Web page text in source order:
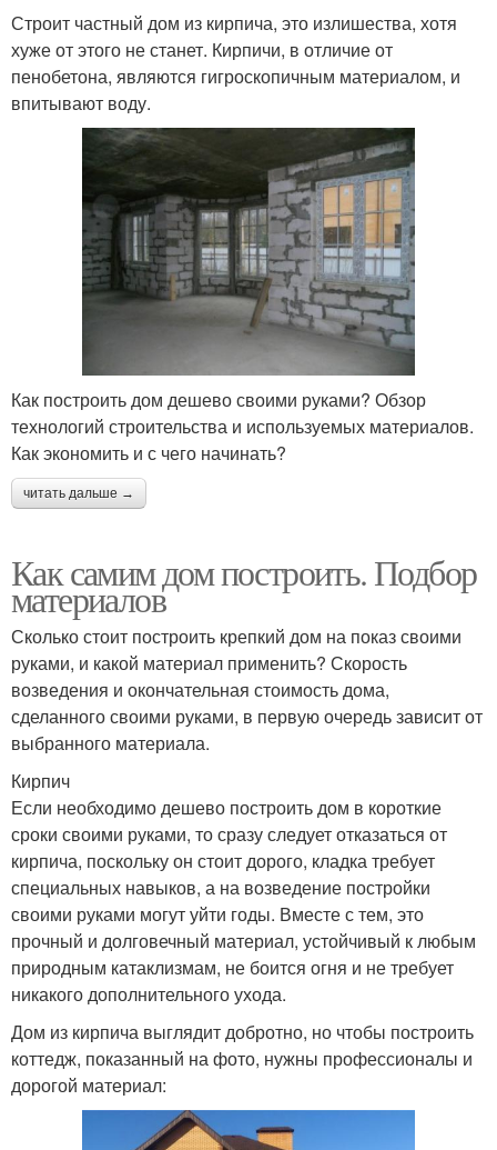
Строит частный дом из кирпича, это излишества, хотя
хуже от этого не станет. Кирпичи, в отличие от
пенобетона, являются гигроскопичным материалом, и
впитывают воду.
Как построить дом дешево своими руками? Обзор
технологий строительства и используемых материалов.
Как экономить и с чего начинать?
читать дальше →
Как самим дом построить. Подбор
материалов
Сколько стоит построить крепкий дом на показ своими
руками, и какой материал применить? Скорость
возведения и окончательная стоимость дома,
сделанного своими руками, в первую очередь зависит от
выбранного материала.
Кирпич
Если необходимо дешево построить дом в короткие
сроки своими руками, то сразу следует отказаться от
кирпича, поскольку он стоит дорого, кладка требует
специальных навыков, а на возведение постройки
своими руками могут уйти годы. Вместе с тем, это
прочный и долговечный материал, устойчивый к любым
природным катаклизмам, не боится огня и не требует
никакого дополнительного ухода.
Дом из кирпича выглядит добротно, но чтобы построить
коттедж, показанный на фото, нужны профессионалы и
дорогой материал: